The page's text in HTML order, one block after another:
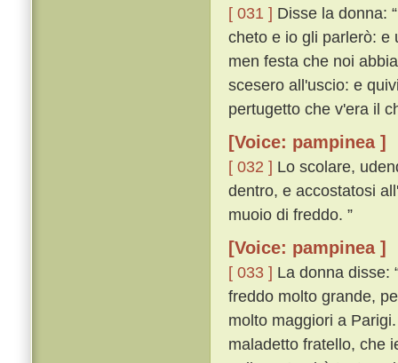
[ 031 ] Disse la donna:
cheto e io gli parlerò: e
men festa che noi
scesero all'uscio: e
pertugetto che v'era il
[Voice: pampinea ]
[ 032 ] Lo scolare,
dentro, e accostatosi
muoio di freddo. ”
[Voice: pampinea ]
[ 033 ] La donna disse:
freddo molto grande,
molto maggiori a
maladetto fratello, che